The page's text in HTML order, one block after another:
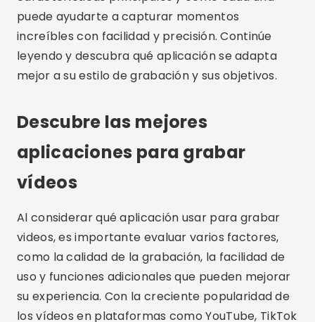
puede ayudarte a capturar momentos
increíbles con facilidad y precisión. Continúe
leyendo y descubra qué aplicación se adapta
mejor a su estilo de grabación y sus objetivos.
Descubre las mejores
aplicaciones para grabar
vídeos
Al considerar qué aplicación usar para grabar
videos, es importante evaluar varios factores,
como la calidad de la grabación, la facilidad de
uso y funciones adicionales que pueden mejorar
su experiencia. Con la creciente popularidad de
los vídeos en plataformas como YouTube, TikTok